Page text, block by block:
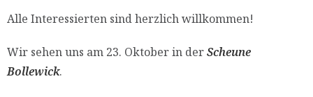
Alle Interessierten sind herzlich willkommen!
Wir sehen uns am 23. Oktober in derScheune
Bollewick.